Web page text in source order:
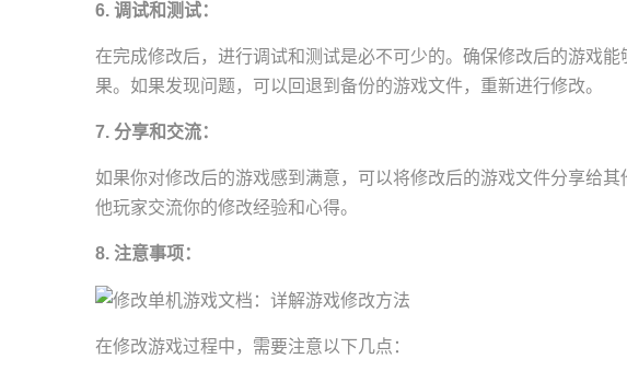
6. 调试和测试：
在完成修改后，进行调试和测试是必不可少的。确保修改后的游戏
果。如果发现问题，可以回退到备份的游戏文件，重新进行修改。
7. 分享和交流：
如果你对修改后的游戏感到满意，可以将修改后的游戏文件分享给
他玩家交流你的修改经验和心得。
8. 注意事项：
在修改游戏过程中，需要注意以下几点：